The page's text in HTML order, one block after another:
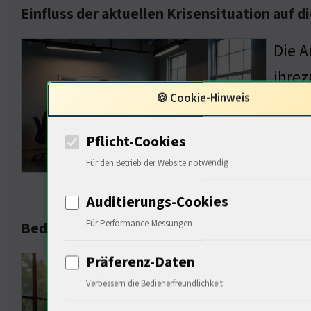
Einfluss der aktuellen Krisensituation auf
Die
um
(…)
ist
Bedeutung der Innovationskraft für die
ein
🍪 Cookie-Hinweis
Pflicht-Cookies
Für den Betrieb der Website notwendig
Auditierungs-Cookies
Für Performance-Messungen
Präferenz-Daten
Verbessern die Bedienerfreundlichkeit